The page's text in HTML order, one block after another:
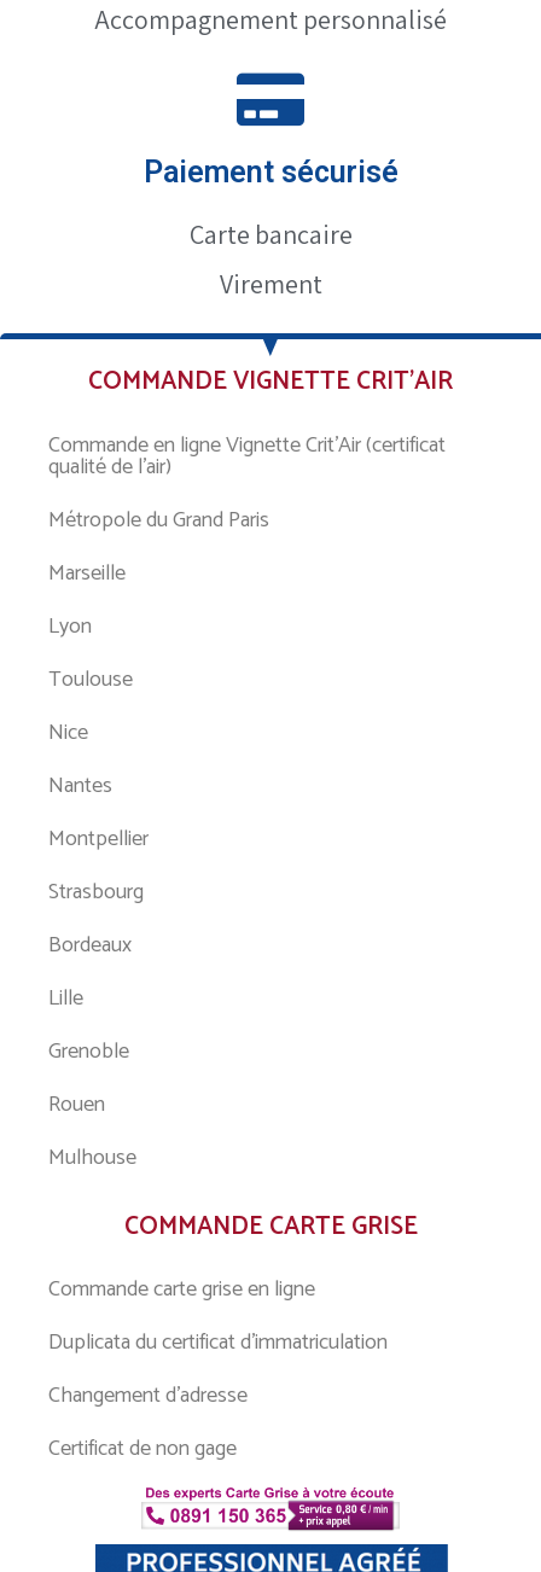
Accompagnement personnalisé
Paiement sécurisé
Carte bancaire
Virement
COMMANDE VIGNETTE CRIT’AIR
Commande en ligne Vignette Crit’Air (certificat
qualité de l’air)
Métropole du Grand Paris
Marseille
Lyon
Toulouse
Nice
Nantes
Montpellier
Strasbourg
Bordeaux
Lille
Grenoble
Rouen
Mulhouse
COMMANDE CARTE GRISE
Commande carte grise en ligne
Duplicata du certificat d’immatriculation
Changement d’adresse
Certificat de non gage